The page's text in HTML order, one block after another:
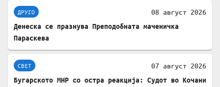
ДРУГО 08 август 2026
Денеска се празнува Преподобната маченичка
Параскева
СВЕТ 07 август 2026
Бугарското МНР со остра реакција: Судот во Кочани